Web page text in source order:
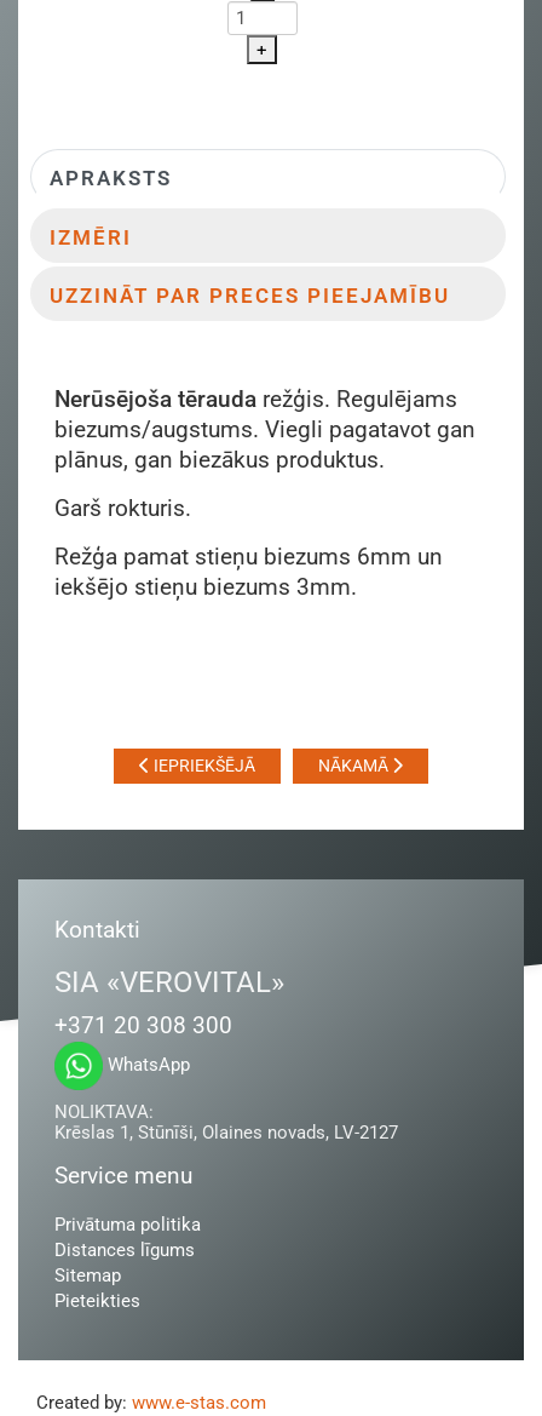
+
APRAKSTS
IZMĒRI
UZZINĀT PAR PRECES PIEEJAMĪBU
Nerūsējoša tērauda režģis. Regulējams
biezums/augstums. Viegli pagatavot gan
plānus, gan biezākus produktus.
Garš rokturis.
Režģa pamat stieņu biezums 6mm un
iekšējo stieņu biezums 3mm.
IEPRIEKŠĒJĀ NĀKAMĀ
Kontakti
SIA «VEROVITAL»
+371 20 308 300
WhatsApp
NOLIKTAVA:
Krēslas 1, Stūnīši, Olaines novads, LV-2127
Service menu
Privātuma politika
Distances līgums
Sitemap
Pieteikties
Created by: www.e-stas.com